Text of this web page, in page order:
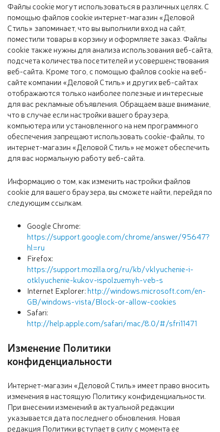
Файлы cookie могут использоваться в различных целях. С
помощью файлов cookie интернет-магазин «Деловой
Стиль» запоминает, что вы выполнили вход на сайт,
поместили товары в корзину и оформляете заказ. Файлы
cookie также нужны для анализа использования веб-сайта,
подсчета количества посетителей и усовершенствования
веб-сайта. Кроме того, с помощью файлов cookie на веб-
сайте компании «Деловой Стиль» и других веб-сайтах
отображаются только наиболее полезные и интересные
для вас рекламные объявления. Обращаем ваше внимание,
что в случае если настройки вашего браузера,
компьютера или установленного на нем программного
обеспечения запрещают использовать cookie-файлы, то
интернет-магазин «Деловой Стиль» не может обеспечить
для вас нормальную работу веб-сайта.
Информацию о том, как изменить настройки файлов
cookie для вашего браузера, вы сможете найти, перейдя по
следующим ссылкам.
Google Chrome:
https://support.google.com/chrome/answer/95647?
hl=ru
Firefox:
https://support.mozilla.org/ru/kb/vklyuchenie-i-
otklyuchenie-kukov-ispolzuemyh-veb-s
Internet Explorer:http://windows.microsoft.com/en-
GB/windows-vista/Block-or-allow-cookies
Safari:
http://help.apple.com/safari/mac/8.0/#/sfri11471
Изменение Политики
конфиденциальности
Интернет-магазин «Деловой Стиль» имеет право вносить
изменения в настоящую Политику конфиденциальности.
При внесении изменений в актуальной редакции
указывается дата последнего обновления. Новая
редакция Политики вступает в силу с момента ее